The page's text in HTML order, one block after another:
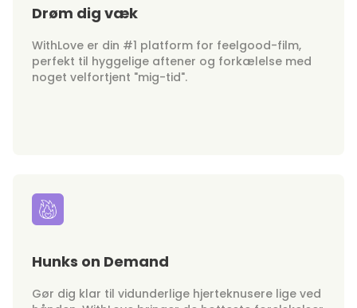
Drøm dig væk
WithLove er din #1 platform for feelgood-film,
perfekt til hyggelige aftener og forkælelse med
noget velfortjent "mig-tid".
Hunks on Demand
Gør dig klar til vidunderlige hjerteknusere lige ved